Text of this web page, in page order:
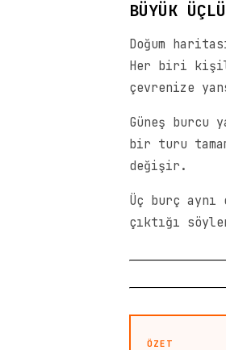
BÜYÜK
Doğum
Her biri
çevrenize
Güneş burcu
bir turu
değişir.
Üç burç
çıktığı
ÖZET